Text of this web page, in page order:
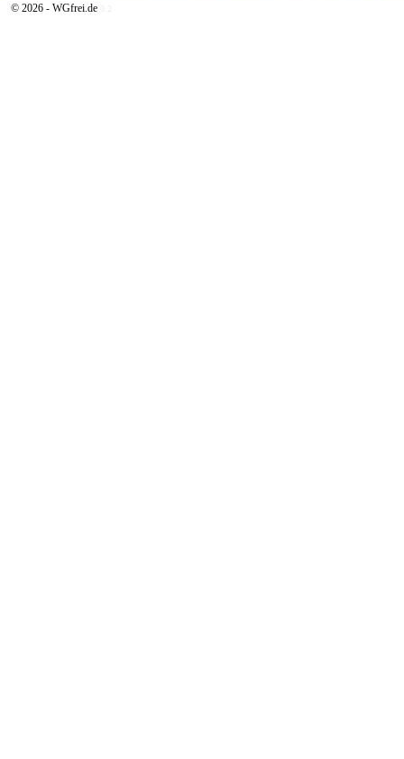
© 2026 - WGfrei.de